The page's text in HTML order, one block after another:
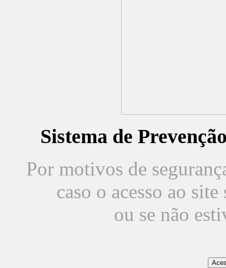
Sistema de
Por motivos de
caso o acesso ao
ou se não